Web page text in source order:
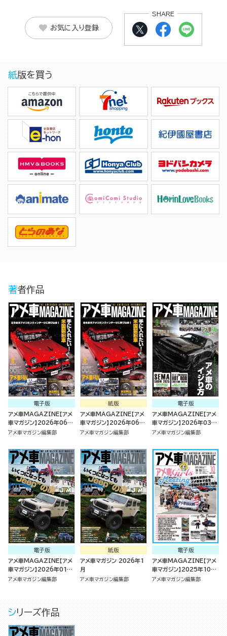
お気に入り登録
SHARE
紙版を買う
著者作品
電子版
アメ車MAGAZINE【アメ
車マガジン】2026年06月
号
アメ車マガジン編集部
紙版
アメ車MAGAZINE【アメ
車マガジン】2026年06月
号
アメ車マガジン編集部
電子版
アメ車MAGAZINE【アメ
車マガジン】2026年03月
号
アメ車マガジン編集部
電子版
アメ車MAGAZINE【アメ
車マガジン】2026年01月
号
アメ車マガジン編集部
紙版
アメ車マガジン 2026年1
月
アメ車マガジン編集部
電子版
アメ車MAGAZINE【アメ
車マガジン】2025年10月
号
アメ車マガジン編集部
シリーズ作品